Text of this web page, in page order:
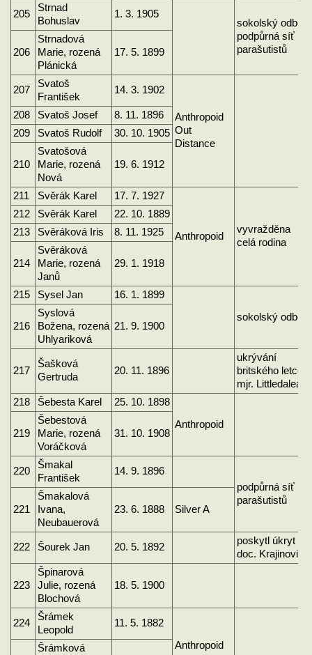
205
Strnad
Bohuslav
1. 3. 1905
sokolský odboj
podpůrná síť
parašutistů
206
Strnadová
Marie, rozená
Plánická
17. 5. 1899
207
Svatoš
František
14. 3. 1902
Anthropoid
Out
Distance
208 Svatoš Josef
8. 11. 1896
209
Svatoš Rudolf 30. 10. 1905
210
Svatošová
Marie, rozená
Nová
19. 6. 1912
211 Svěrák Karel 17. 7. 1927
Anthropoid
vyvražděna
celá rodina
212 Svěrák Karel
22. 10. 1889
213
Svěráková Iris 8. 11. 1925
214
Svěráková
Marie, rozená
Janů
29. 1. 1918
215 Sysel Jan
16. 1. 1899
sokolský odboj
216
Syslová
Božena, rozená
Uhlyariková
21. 9. 1900
217
Šašková
Gertruda
20. 11. 1896
ukrývání
britského letce
mjr. Littledalea
218
Šebesta Karel
25. 10. 1898
Anthropoid
219
Šebestová
Marie, rozená
Voráčková
31. 10. 1908
220
Šmakal
František
14. 9. 1896
podpůrná síť
parašutistů
221
Šmakalová
Ivana,
Neubauerová
23. 6. 1888 Silver A
222 Šourek Jan 20. 5. 1892
poskytl úkryt
doc. Krajinovi
223
Špinarová
Julie, rozená
Blochová
18. 5. 1900
224
Šrámek
Leopold
11. 5. 1882
Anthropoid
Šrámková